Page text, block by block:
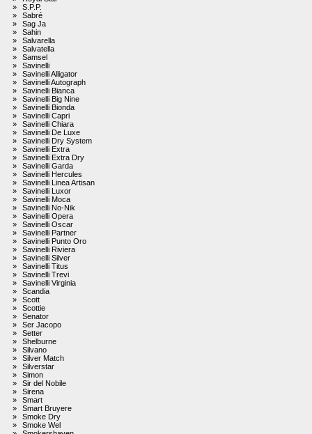
»
S.P.P.
»
Sabré
»
Sag Ja
»
Sahin
»
Salvarella
»
Salvatella
»
Samsel
»
Savinelli
»
Savinelli Alligator
»
Savinelli Autograph
»
Savinelli Bianca
»
Savinelli Big Nine
»
Savinelli Bionda
»
Savinelli Capri
»
Savinelli Chiara
»
Savinelli De Luxe
»
Savinelli Dry System
»
Savinelli Extra
»
Savinelli Extra Dry
»
Savinelli Garda
»
Savinelli Hercules
»
Savinelli Linea Artisan
»
Savinelli Luxor
»
Savinelli Moca
»
Savinelli No-Nik
»
Savinelli Opera
»
Savinelli Oscar
»
Savinelli Partner
»
Savinelli Punto Oro
»
Savinelli Riviera
»
Savinelli Silver
»
Savinelli Titus
»
Savinelli Trevi
»
Savinelli Virginia
»
Scandia
»
Scott
»
Scottie
»
Senator
»
Ser Jacopo
»
Setter
»
Shelburne
»
Silvano
»
Silver Match
»
Silverstar
»
Simon
»
Sir del Nobile
»
Sirena
»
Smart
»
Smart Bruyere
»
Smoke Dry
»
Smoke Wel